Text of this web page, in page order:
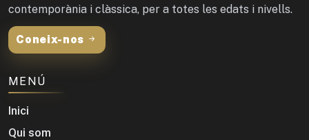
contemporània i clàssica, per a totes les edats i nivells.
Coneix-nos
MENÚ
Inici
Qui som